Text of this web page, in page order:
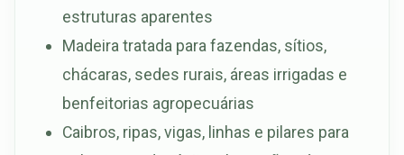
estruturas aparentes
Madeira tratada para fazendas, sítios,
chácaras, sedes rurais, áreas irrigadas e
benfeitorias agropecuárias
Caibros, ripas, vigas, linhas e pilares para